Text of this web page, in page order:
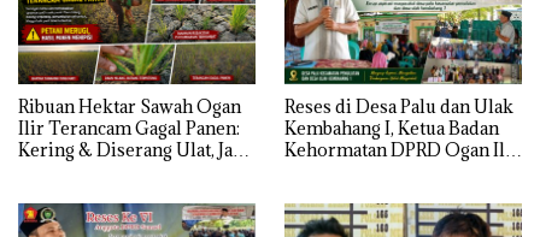
Ribuan Hektar Sawah Ogan
Ilir Terancam Gagal Panen:
Kering & Diserang Ulat, Janji
Reses di Desa Palu dan Ulak
Kembahang I, Ketua Badan
Kehormatan DPRD Ogan Ilir